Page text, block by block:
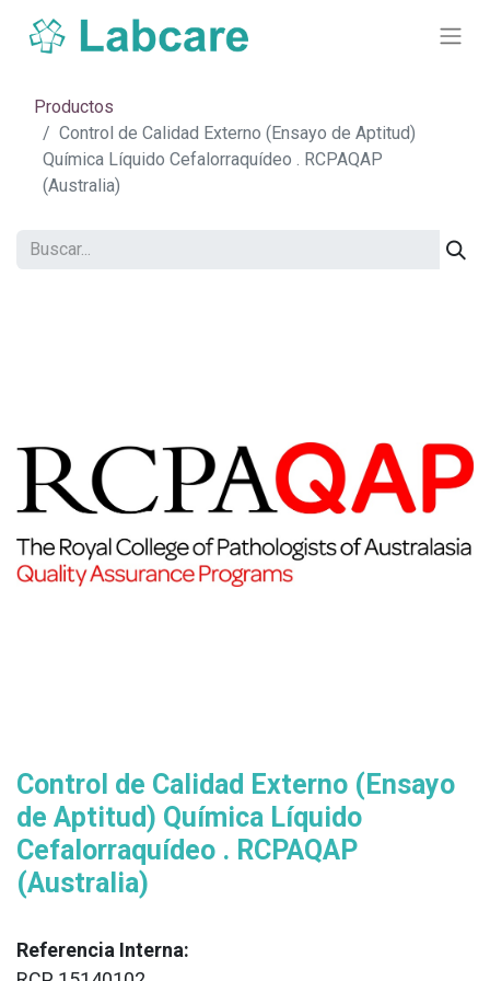
Productos
Control de Calidad Externo (Ensayo de Aptitud)
Química Líquido Cefalorraquídeo . RCPAQAP
(Australia)
Control de Calidad Externo (Ensayo
de Aptitud) Química Líquido
Cefalorraquídeo . RCPAQAP
(Australia)
Referencia Interna: